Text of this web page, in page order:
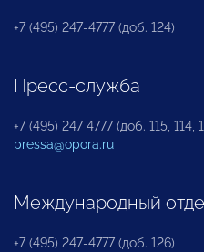
+7 (495) 247-4777 (доб. 124)
Пресс-служба
+7 (495) 247 4777 (доб. 115, 114,
pressa@opora.ru
Международный
+7 (495) 247-4777 (доб. 126)